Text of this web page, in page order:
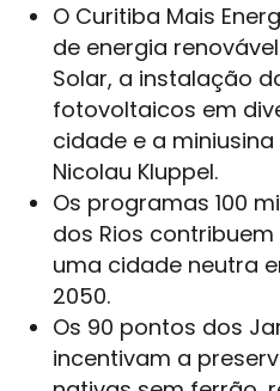
O Curitiba Mais
de energia
Solar, a instalação
fotovoltaicos em
cidade e a
Nicolau Kluppel.
Os programas 100
dos Rios
uma cidade neutra
2050.
Os 90 pontos dos
incentivam a